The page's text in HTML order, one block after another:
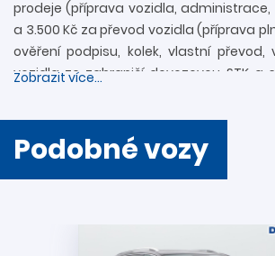
prodeje (příprava vozidla, administrace,
a 3.500 Kč za převod vozidla (příprava
ověření podpisu, kolek, vlastní převod,
vozidla ze zahraničí dovozovou STK a
prostřednictvím zákaznické linky 739
provozovně. Nejedná se o návrh na
(nabídky) ve smyslu § 1731 a § 1732
Občanského zákoníku. Společnost
Zobrazit více...
Podobné vozy